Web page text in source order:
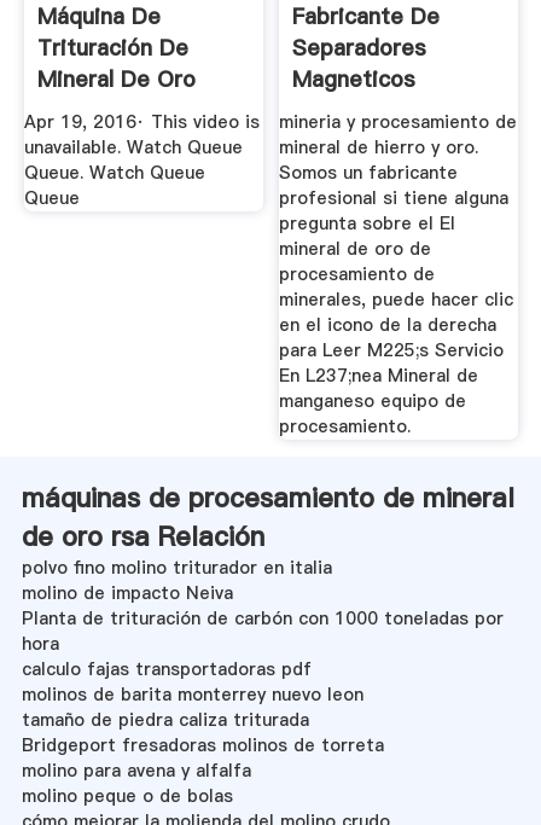
Máquina De
Trituración De
Mineral De Oro
YouTube
Apr 19, 2016· This video is
unavailable. Watch Queue
Queue. Watch Queue
Queue
Fabricante De
Separadores
Magneticos
Minerales Rsa
mineria y procesamiento de
mineral de hierro y oro.
Somos un fabricante
profesional si tiene alguna
pregunta sobre el El
mineral de oro de
procesamiento de
minerales, puede hacer clic
en el icono de la derecha
para Leer M225;s Servicio
En L237;nea Mineral de
manganeso equipo de
procesamiento.
máquinas de procesamiento de mineral
de oro rsa Relación
polvo fino molino triturador en italia
molino de impacto Neiva
Planta de trituración de carbón con 1000 toneladas por
hora
calculo fajas transportadoras pdf
molinos de barita monterrey nuevo leon
tamaño de piedra caliza triturada
Bridgeport fresadoras molinos de torreta
molino para avena y alfalfa
molino peque o de bolas